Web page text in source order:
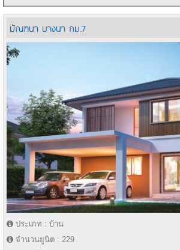
มัณฑนา บางนา กม.7
ประเภท : บ้าน
จำนวนยูนิต : 229